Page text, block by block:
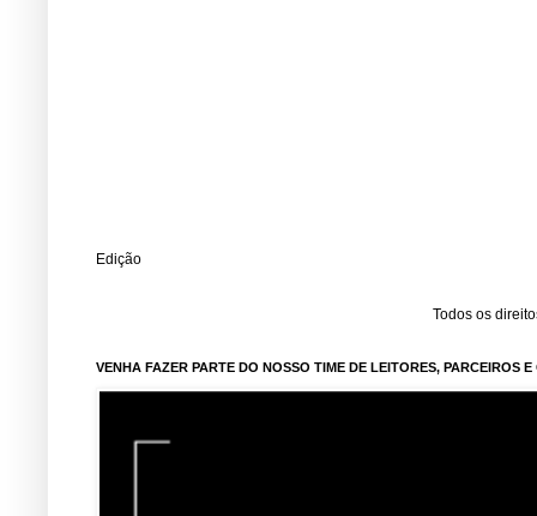
Edição
Todos os
VENHA FAZER PARTE DO NOSSO TIME DE LEITORES, PARCEIROS